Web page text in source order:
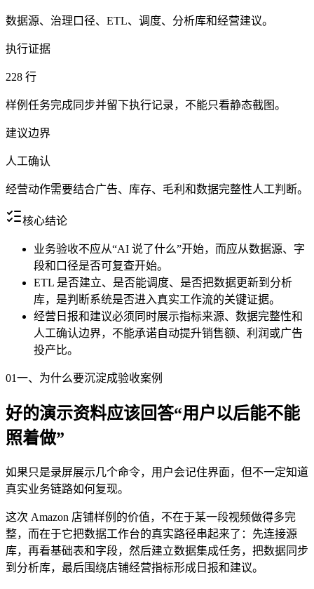
数据源、治理口径、ETL、调度、分析库和经营建议。
执行证据
228 行
样例任务完成同步并留下执行记录，不能只看静态截图。
建议边界
人工确认
经营动作需要结合广告、库存、毛利和数据完整性人工判断。
核心结论
业务验收不应从“AI 说了什么”开始，而应从数据源、字
段和口径是否可复查开始。
ETL 是否建立、是否能调度、是否把数据更新到分析
库，是判断系统是否进入真实工作流的关键证据。
经营日报和建议必须同时展示指标来源、数据完整性和
人工确认边界，不能承诺自动提升销售额、利润或广告
投产比。
01一、为什么要沉淀成验收案例
好的演示资料应该回答“用户以后能不能
照着做”
如果只是录屏展示几个命令，用户会记住界面，但不一定知道
真实业务链路如何复现。
这次 Amazon 店铺样例的价值，不在于某一段视频做得多完
整，而在于它把数据工作台的真实路径串起来了：先连接源
库，再看基础表和字段，然后建立数据集成任务，把数据同步
到分析库，最后围绕店铺经营指标形成日报和建议。